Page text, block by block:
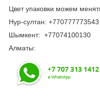
Цвет упаковки можем
Нур-султан: +770777773543
Шымкент: +77074100130
Алматы: